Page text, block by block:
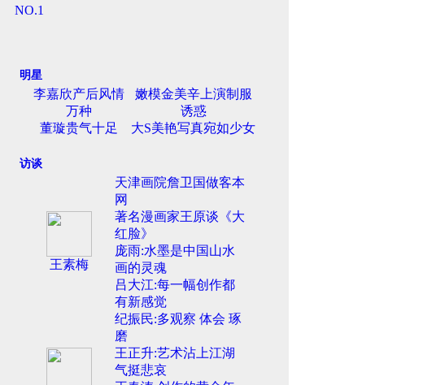
NO.1
明星
李嘉欣产后风情
万种
嫩模金美辛上演制服
诱惑
董璇贵气十足
大S美艳写真宛如少女
访谈
王素梅
天津画院詹卫国做客本
网
著名漫画家王原谈《大
红脸》
庞雨:水墨是中国山水
画的灵魂
吕大江:每一幅创作都
有新感觉
纪振民:多观察 体会 琢
磨
王正升:艺术沾上江湖
气挺悲哀